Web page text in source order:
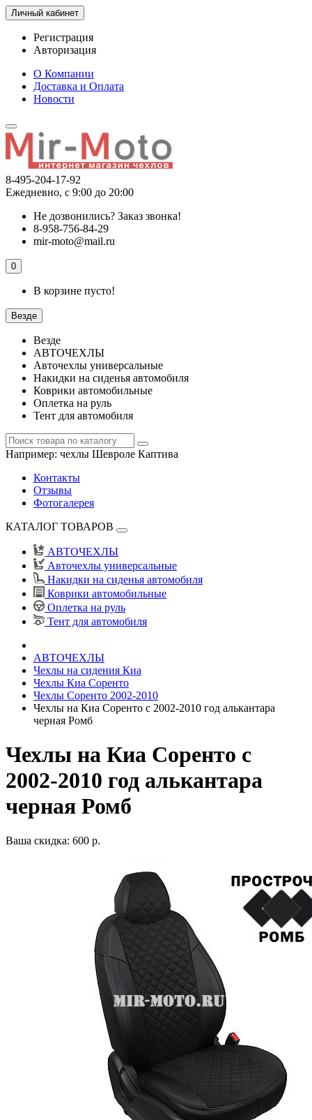
Личный кабинет
Регистрация
Авторизация
О Компании
Доставка и Оплата
Новости
8-495-204-17-92
Ежедневно, с 9:00 до 20:00
Не дозвонились? Заказ звонка!
8-958-756-84-29
mir-moto@mail.ru
0
В корзине пусто!
Везде
Везде
АВТОЧЕХЛЫ
Авточехлы универсальные
Накидки на сиденья автомобиля
Коврики автомобильные
Оплетка на руль
Тент для автомобиля
Например: чехлы Шевроле Каптива
Контакты
Отзывы
Фотогалерея
КАТАЛОГ ТОВАРОВ
АВТОЧЕХЛЫ
Авточехлы универсальные
Накидки на сиденья автомобиля
Коврики автомобильные
Оплетка на руль
Тент для автомобиля
АВТОЧЕХЛЫ
Чехлы на сидения Киа
Чехлы Киа Соренто
Чехлы Соренто 2002-2010
Чехлы на Киа Соренто с 2002-2010 год алькантара
черная Ромб
Чехлы на Киа Соренто с
2002-2010 год алькантара
черная Ромб
Ваша скидка: 600 р.